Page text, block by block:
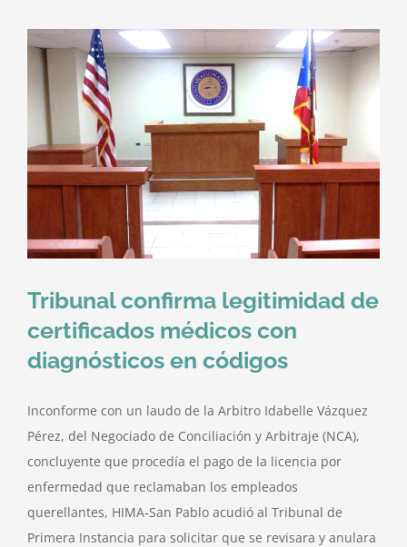
Tribunal confirma legitimidad de
certificados médicos con
diagnósticos en códigos
Inconforme con un laudo de la Arbitro Idabelle Vázquez
Pérez, del Negociado de Conciliación y Arbitraje (NCA),
concluyente que procedía el pago de la licencia por
enfermedad que reclamaban los empleados
querellantes, HIMA-San Pablo acudió al Tribunal de
Primera Instancia para solicitar que se revisara y anulara